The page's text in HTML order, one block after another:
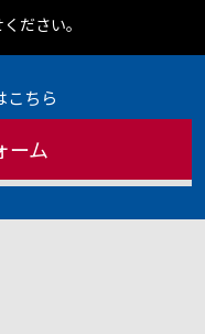
ださい。
こちら
ーム